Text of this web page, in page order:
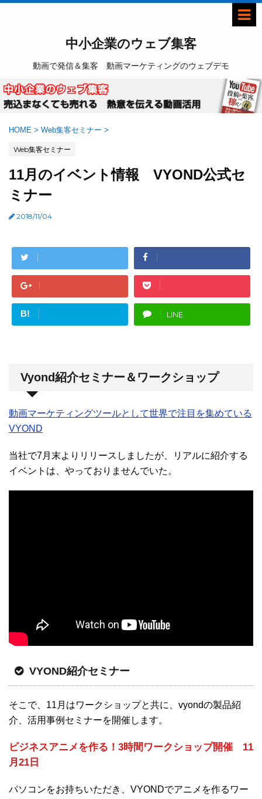
中小企業のウェブ集客
動画で発信＆集客 動画マーケティングのウェブデモ
HOME > Web集客セミナー >
Web集客セミナー
11月のイベント情報 VYOND公式セ
ミナー
2018/11/04
B! LINE
Vyond紹介セミナー＆ワークショップ
動画マーケティングツールとして世界で注目を集めている
VYOND
当社で7月末よりリリースしましたが、リアルに紹介する
イベントは、やっておりませんでいた。
VYOND紹介セミナー
そこで、11月はワークショップと共に、vyondの製品紹
介、活用事例セミナーを開催します。
ビジネスアニメを作る！3時間ワークショップ開催 11
月21日
パソコンをお持ちいただき、VYONDでアニメを作るワー